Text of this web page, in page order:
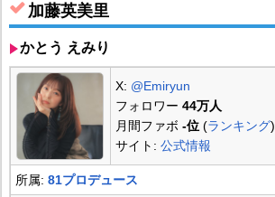
加藤英美里
かとう えみり
X: @Emiryun
フォロワー 44万人
月間ファボ -位(ランキング)
サイト: 公式情報
所属: 81プロデュース